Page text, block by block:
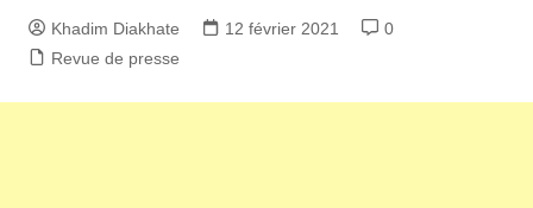
Khadim Diakhate 12 février 2021
0
Revue de presse